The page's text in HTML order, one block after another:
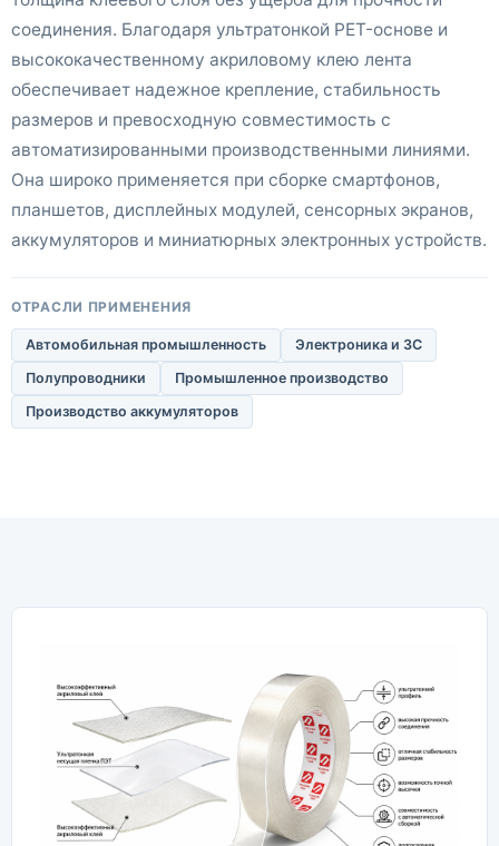
соединения. Благодаря ультратонкой PET-основе и
высококачественному акриловому клею лента
обеспечивает надежное крепление, стабильность
размеров и превосходную совместимость с
автоматизированными производственными линиями.
Она широко применяется при сборке смартфонов,
планшетов, дисплейных модулей, сенсорных экранов,
аккумуляторов и миниатюрных электронных устройств.
ОТРАСЛИ ПРИМЕНЕНИЯ
Автомобильная промышленность
Электроника и 3C
Полупроводники
Промышленное производство
Производство аккумуляторов